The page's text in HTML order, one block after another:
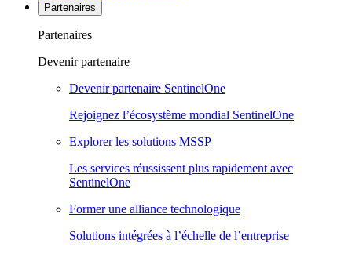
Partenaires
Partenaires
Devenir partenaire
Devenir partenaire SentinelOne
Rejoignez l’écosystème mondial SentinelOne
Explorer les solutions MSSP
Les services réussissent plus rapidement avec
SentinelOne
Former une alliance technologique
Solutions intégrées à l’échelle de l’entreprise